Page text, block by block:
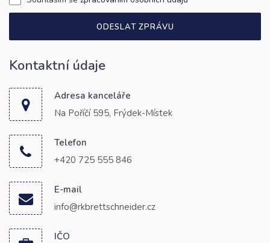
ODESLAT ZPRÁVU
Kontaktní údaje
Adresa kanceláře
Na Poříčí 595, Frýdek-Místek
Telefon
+420 725 555 846
E-mail
info@rkbrettschneider.cz
IČO